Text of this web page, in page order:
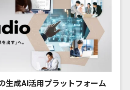
生成AI活用プラットフォーム